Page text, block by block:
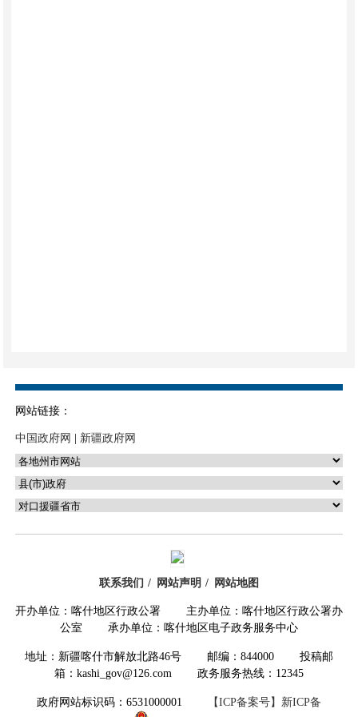
网站链接：
中国政府网 新疆政府网
联系我们 网站声明 网站地图
开办单位：喀什地区行政公署 主办单位：喀什地区行政公署办
公室 承办单位：喀什地区电子政务服务中心
地址：新疆喀什市解放北路46号 邮编：844000 投稿邮
箱：kashi_gov@126.com 政务服务热线：12345
政府网站标识码：6531000001 【ICP备案号】新ICP备